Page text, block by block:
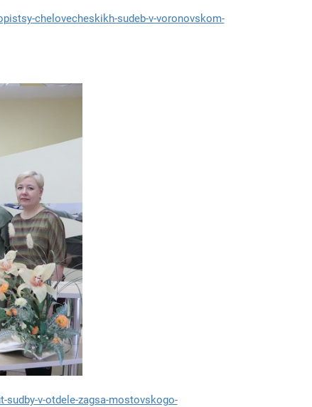
chelovecheskikh-sudeb-v-voronovskom-
v-otdele-zagsa-mostovskogo-